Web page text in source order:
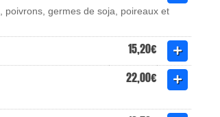
poivrons, germes de soja, poireaux et
15,20€
22,00€